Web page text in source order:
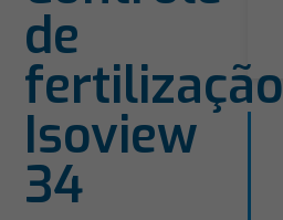
de
fertilização
Isoview
34